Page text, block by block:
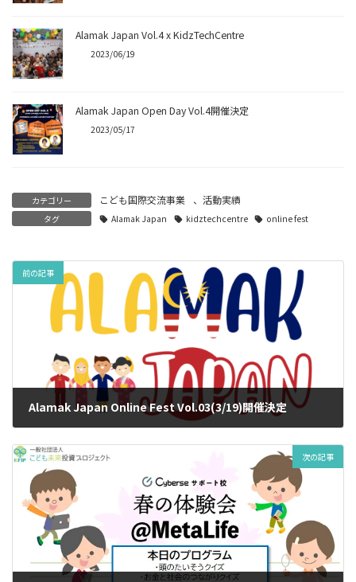
Alamak Japan Vol.4 x KidzTechCentre
2023/06/19
Alamak Japan Open Day Vol.4開催決定
2023/05/17
カテゴリー こども国際交流事業 、 活動実績
タグ Alamak Japan kidztechcentre online fest
前の記事
Alamak Japan Online Fest Vol.03(3/19)開催決定
次の記事